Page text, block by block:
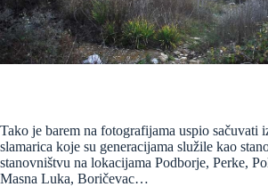
Tako je barem na fotografijama uspio sačuvati
slamarica koje su generacijama služile kao
stanovništvu na lokacijama Podborje, Perke,
Masna Luka, Boričevac…